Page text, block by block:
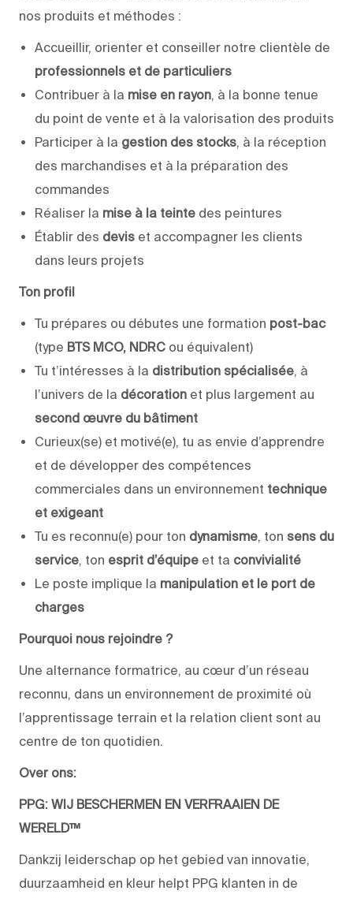
nos produits et méthodes :
Accueillir, orienter et conseiller notre clientèle de
professionnels et de particuliers
Contribuer à la mise en rayon, à la bonne tenue
du point de vente et à la valorisation des produits
Participer à la gestion des stocks, à la réception
des marchandises et à la préparation des
commandes
Réaliser la mise à la teinte des peintures
Établir des devis et accompagner les clients
dans leurs projets
Ton profil
Tu prépares ou débutes une formation post-bac
(type BTS MCO, NDRC ou équivalent)
Tu t’intéresses à la distribution spécialisée, à
l’univers de la décoration et plus largement au
second œuvre du bâtiment
Curieux(se) et motivé(e), tu as envie d’apprendre
et de développer des compétences
commerciales dans un environnement technique
et exigeant
Tu es reconnu(e) pour ton dynamisme, ton sens du
service, ton esprit d’équipe et ta convivialité
Le poste implique la manipulation et le port de
charges
Pourquoi nous rejoindre ?
Une alternance formatrice, au cœur d’un réseau
reconnu, dans un environnement de proximité où
l’apprentissage terrain et la relation client sont au
centre de ton quotidien.
Over ons:
PPG: WIJ BESCHERMEN EN VERFRAAIEN DE
WERELD™
Dankzij leiderschap op het gebied van innovatie,
duurzaamheid en kleur helpt PPG klanten in de